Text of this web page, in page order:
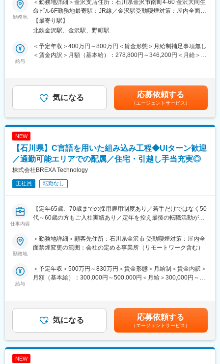
大切にしていることは、お客様との関係構築となります。
■入社後の流れ：
について学んでいただきます。
独り立ち後は裁量をもって営業活動ができるため幅広い提案がで
毎週訪問しているお客様に対し、億単位の注文をいただいたとき
は言葉にできないほどの喜びがあります！
スケールが大きく、裁量もあり入社年月関係なく工夫をすれば実
おもに橋梁のPC構造物の建設をはじめ、コンクリート二次製品の
開発・生産・販売を行っています。島々を結ぶ橋梁や高速道路・
主要道路の橋、農業用水路用のU型製品をはじめ、道路端の擁壁
や法面保護、住宅や造成工事にも使われるL型擁壁などのコンクリ
変更の範囲：会社の定める業務
経営者と直接対話し、企業の本質に迫る「信用調査＋コンサルテ
ィング営業」をお任せします。
金融・経営知識を実務で深め、希少性の高いスキルを獲得し、市
場価値を高められる環境です。
1. 企業信用調査
・対象企業へ訪問し、事業内容や会社の特色、今後の展望、財務
・企業信用調査で得た情報から企業が抱えている課題を見つけ出
し、課題解決をご提案。
例１：与信管理に課題のある企業には信用調査報告書や倒産予測
継支援サービスや教育ツール、研修などを提案
訪問から報告書作成、提案まで一貫して担当。論理的思考力と課
題解決力を発揮し、企業の成長を支援します。
・企業信用調査のデータは、金融機関の融資可否判断や企業間の
融・経営知識を実務で深められます。
・社長や会社役員から企業の課題、悩みを直接相談され、解決を
■働く環境：
充実した研修制度とメンター制度を整備し、異業界出身者も安心
■企業魅力：
国内シェア60％超を誇る業界リーディングカンパニー。金融機関
変更の範囲：会社の定める業務
勤務地
＜勤務地詳細＞金沢支店住所：石川県金沢市南町4-60 金沢大同生
命ビル6F勤務地最寄駅：JR線／金沢駅受動喫煙対策：屋内全面禁
煙変更の範囲：勤務地は業務上の都合により変更の可能性があり
ます
【最寄り駅】
北鉄金沢駅、金沢駅、野町駅
給与
＜予定年収＞400万円～800万円＜賃金形態＞月給制補足事項無し
＜賃金内訳＞月額（基本給）：278,800円～346,200円＜月給＞
後）：800 万円（月給 35 万円＋賞与 90 万円＋営業給 100 万円）
※モデル年収は全国総合職の場合を記載賃金はあくまでも目安の金
額であり、選考を通じて上下する可能性があります。月給(月額)は
固定手当を含めた表記です。
気になる 応募依頼する
（エージェントサービス）
NEW
【石川県】C言語を用いた組み込み工程◆UIターン歓迎
／通勤可能エリアでの配属／住宅・引越し手当充実◎
株式会社BREXA Technology
正社員 転勤なし
仕事内容
【定年65歳、70歳までの採用雇用制度あり／若手だけではなく50
代～60歳の方もご入社実績あり／定年を控え最後の転職活動がし
方歓迎】
を積極採用中。あなたの経験や得意分野に応じて、最適な業務を
お任せします。ものづくりの最前線で、自分の技術が社会に貢献
このポジションでは、まず製品の企画段階から開発チームに参加
し、機能要件や仕様の検討を行います。ハードウェア構成や製品
の使用環境を踏まえたうえで、ソフトウェアの要件定義を行い、
設計方針を立てていただきます。
勤務地
＜勤務地詳細＞顧客先住所：石川県金沢市 受動喫煙対策：屋内全
面禁煙変更の範囲：会社の定める事業所（リモートワーク含む）
給与
＜予定年収＞500万円～830万円＜賃金形態＞月給制＜賃金内訳＞
月額（基本給）：300,000円～500,000円＜月給＞300,000円～
通じて上下する可能性があります。月給(月額)は固定手当を含めた
表記です。気になる 応募依頼する
（エージェントサービス）
NEW